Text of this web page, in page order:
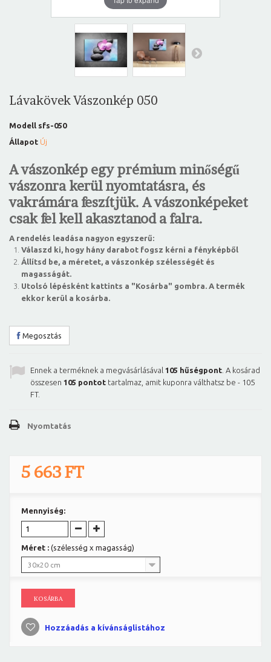
Lávakövek Vászonkép 050
Modell sfs-050
Állapot Új
A vászonkép egy prémium minőségű
vászonra kerül nyomtatásra, és
vakrámára feszítjük. A vászonképeket
csak fel kell akasztanod a falra.
A rendelés leadása nagyon egyszerű:
Válaszd ki, hogy hány darabot fogsz kérni a fényképből
Állítsd be, a méretet, a vászonkép szélességét és
magasságát.
Utolsó lépésként kattints a "Kosárba" gombra. A termék
ekkor kerül a kosárba.
Megosztás
Ennek a terméknek a megvásárlásával 105 hűségpont . A kosárad
összesen 105 pontot tartalmaz, amit kuponra válthatsz be - 105
FT.
Nyomtatás
5 663 FT
Mennyiség:
Méret : (szélesség x magasság)
30x20 cm
KOSÁRBA
Hozzáadás a kívánságlistához